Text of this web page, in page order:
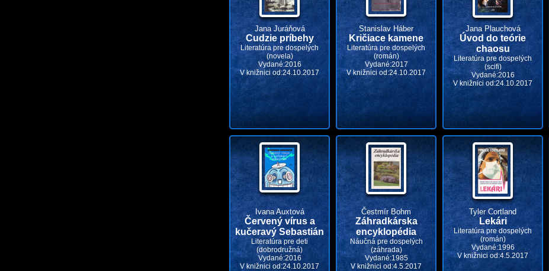
Jana Juráňová
Cudzie príbehy
Literatúra pre dospelých
(novela)
Vydané:2016
V knižnici od:24.10.2017
Stanislav Háber
Kričiace kamene
Literatúra pre dospelých
(román)
Vydané:2017
V knižnici od:24.10.2017
Jana Plauchová
Úvod do teórie
chaosu
Literatúra pre dospelých
(scifi)
Vydané:2016
V knižnici od:24.10.2017
Ivana Auxtová
Červený vírus a
kučeravý Sebastián
Literatúra pre deti
(dobrodružná)
Vydané:2016
V knižnici od:24.10.2017
Čestmír Bohm
Záhradkárska
encyklopédia
Náučná pre dospelých
(záhrada)
Vydané:1985
V knižnici od:4.5.2017
Tyler Cortland
Lekári
Literatúra pre dospelých
(román)
Vydané:1996
V knižnici od:4.5.2017